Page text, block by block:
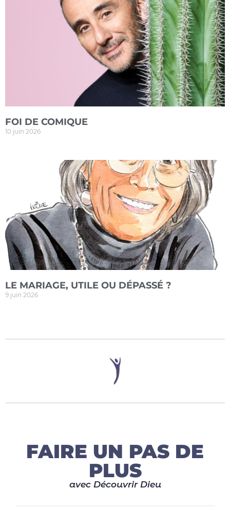
FOI DE COMIQUE
10 juin 2026
LE MARIAGE, UTILE OU DÉPASSÉ ?
9 juin 2026
FAIRE UN PAS DE
PLUS
avec Découvrir Dieu